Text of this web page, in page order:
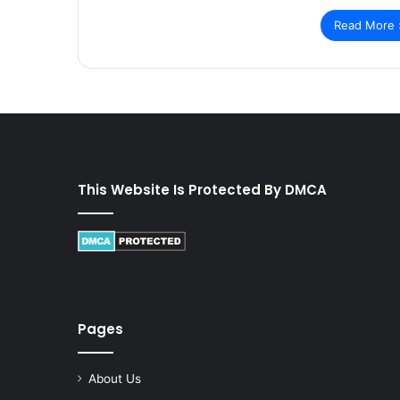
Read More
This Website Is Protected By DMCA
Pages
About Us